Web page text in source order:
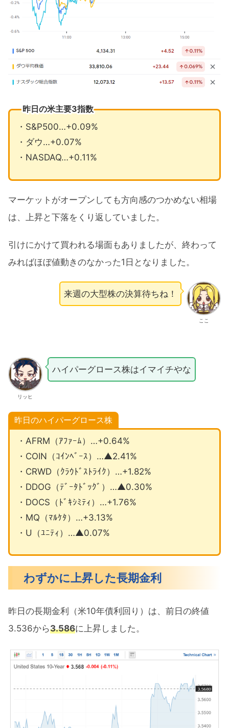
昨日の米主要3指数
・S&P500…+0.09%
・ダウ…+0.07%
・NASDAQ…+0.11%
マーケットがオープンしても方向感のつかめない相場
は、上昇と下落をくり返していました。
引けにかけて買われる場面もありましたが、終わって
みればほぼ値動きのなかった1日となりました。
ここ
来週の大型株の決算待ちね！
リッヒ
ハイパーグロース株はイマイチやな
昨日のハイパーグロース株
・AFRM（ｱﾌｧｰﾑ）…+0.64%
・COIN（ｺｲﾝﾍﾞｰｽ）…▲2.41%
・CRWD（ｸﾗｳﾄﾞｽﾄﾗｲｸ）…+1.82%
・DDOG（ﾃﾞｰﾀﾄﾞｯｸﾞ）…▲0.30%
・DOCS（ﾄﾞｷｼﾐﾃｨ）…+1.76%
・MQ（ﾏﾙｹﾀ）…+3.13%
・U（ﾕﾆﾃｨ）…▲0.07%
わずかに上昇した長期金利
昨日の長期金利（米10年債利回り）は、前日の終値
3.536から3.586に上昇しました。